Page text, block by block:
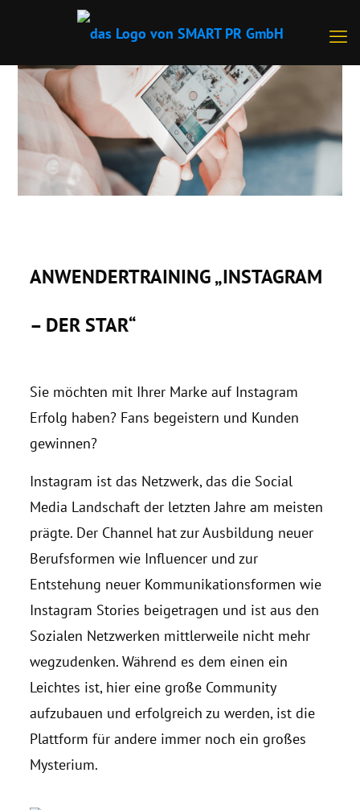
ANWENDERTRAINING „INSTAGRAM
– DER STAR“
Sie möchten mit Ihrer Marke auf Instagram
Erfolg haben? Fans begeistern und Kunden
gewinnen?
Instagram ist das Netzwerk, das die Social
Media Landschaft der letzten Jahre am meisten
prägte. Der Channel hat zur Ausbildung neuer
Berufsformen wie Influencer und zur
Entstehung neuer Kommunikationsformen wie
Instagram Stories beigetragen und ist aus den
Sozialen Netzwerken mittlerweile nicht mehr
wegzudenken. Während es dem einen ein
Leichtes ist, hier eine große Community
aufzubauen und erfolgreich zu werden, ist die
Plattform für andere immer noch ein großes
Mysterium.